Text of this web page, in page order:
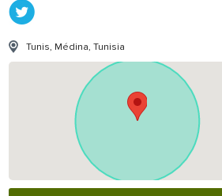
Tunis, Médina, Tunisia